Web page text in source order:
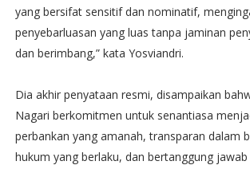
yang bersifat sensitif dan nominatif,
penyebarluasan yang luas tanpa jaminan
dan berimbang,” kata Yosviandri.
Dia akhir penyataan resmi, disampaikan
Nagari berkomitmen untuk senantiasa
perbankan yang amanah, transparan dalam
hukum yang berlaku, dan bertanggung